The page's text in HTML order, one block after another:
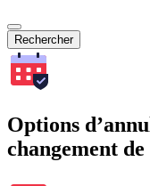
Rechercher
Options
changement